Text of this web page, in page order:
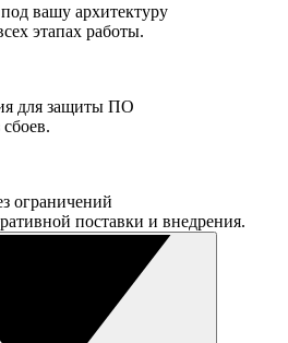
вашу архитектуру
этапах работы.
для защиты ПО
ограничений
поставки и внедрения.